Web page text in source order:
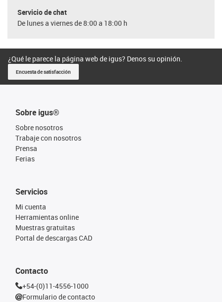
Servicio de chat
De lunes a viernes de 8:00 a 18:00 h
¿Qué le parece la página web de igus? Denos su opinión.
Encuesta de satisfacción
Sobre igus®
Sobre nosotros
Trabaje con nosotros
Prensa
Ferias
Servicios
Mi cuenta
Herramientas online
Muestras gratuitas
Portal de descargas CAD
Contacto
+54-(0)11-4556-1000
Formulario de contacto